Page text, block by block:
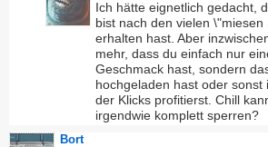
Ich hätte eignetlich gedacht,
bist nach den vielen
erhalten hast. Aber
mehr, dass du einfach nur
Geschmack hast, sondern
hochgeladen hast oder sonst
der Klicks profitierst. Chill
irgendwie komplett sperren?
Bort